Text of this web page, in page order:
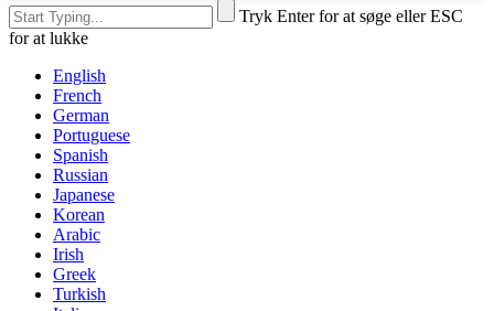
Tryk Enter for at søge eller ESC
for at lukke
English
French
German
Portuguese
Spanish
Russian
Japanese
Korean
Arabic
Irish
Greek
Turkish